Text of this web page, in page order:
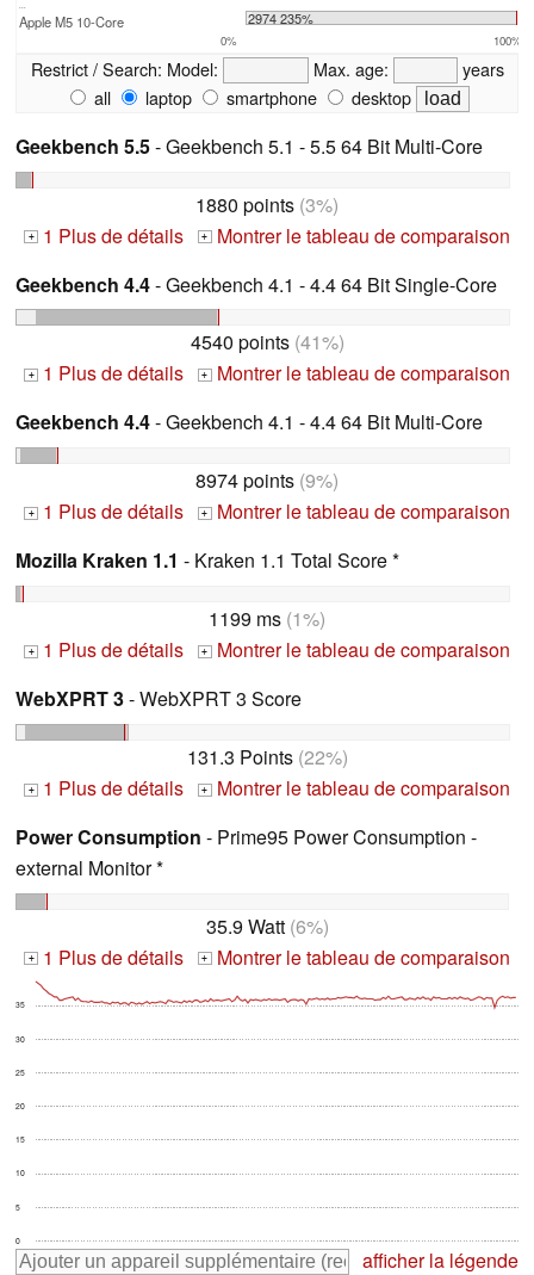
Apple M5 10-Core 2974 235%
0% 100%
Restrict / Search: Model: Max. age:
years
all
laptop smartphone desktop
Geekbench 5.5- Geekbench 5.1 - 5.5 64 Bit Multi-Core
1880 points (3%)
+ 1 Plus de détails + Montrer le tableau de comparaison
Geekbench 4.4- Geekbench 4.1 - 4.4 64 Bit Single-Core
4540 points(41%)
+ 1 Plus de détails + Montrer le tableau de comparaison
Geekbench 4.4- Geekbench 4.1 - 4.4 64 Bit Multi-Core
8974 points (9%)
+ 1 Plus de détails + Montrer le tableau de comparaison
Mozilla Kraken 1.1 - Kraken 1.1 Total Score *
1199 ms (1%)
+ 1 Plus de détails + Montrer le tableau de comparaison
WebXPRT 3- WebXPRT 3 Score
131.3 Points(22%)
+ 1 Plus de détails + Montrer le tableau de comparaison
Power Consumption - Prime95 Power Consumption -
external Monitor *
35.9 Watt(6%)
+ 1 Plus de détails + Montrer le tableau de comparaison
0
5
10
15
20
25
30
35
afficher la légende